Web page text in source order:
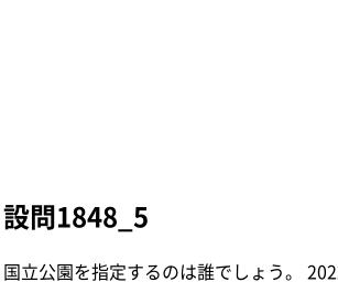
設問1848_5
国立公園を指定するのは誰でしょう。